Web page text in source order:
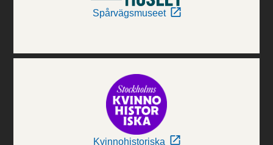
Spårvägsmuseet
Kvinnohistoriska